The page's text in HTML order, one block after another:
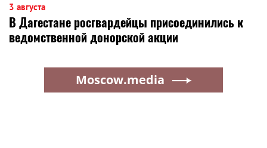
3 августа
В Дагестане росгвардейцы присоединились к
ведомственной донорской акции
Moscow.media